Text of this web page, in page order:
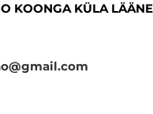
KOONGA KÜLA